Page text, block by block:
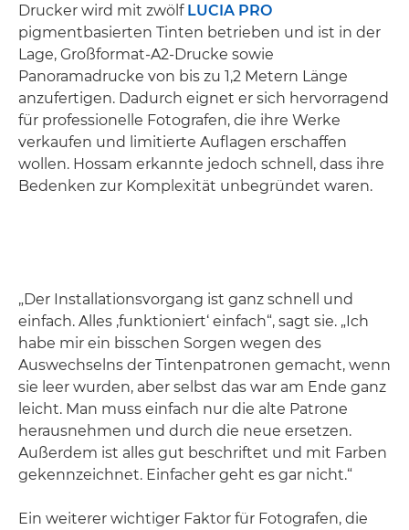
Drucker wird mit zwölf LUCIA PRO
pigmentbasierten Tinten betrieben und ist in der
Lage, Großformat-A2-Drucke sowie
Panoramadrucke von bis zu 1,2 Metern Länge
anzufertigen. Dadurch eignet er sich hervorragend
für professionelle Fotografen, die ihre Werke
verkaufen und limitierte Auflagen erschaffen
wollen. Hossam erkannte jedoch schnell, dass ihre
Bedenken zur Komplexität unbegründet waren.
„Der Installationsvorgang ist ganz schnell und
einfach. Alles ‚funktioniert‘ einfach“, sagt sie. „Ich
habe mir ein bisschen Sorgen wegen des
Auswechselns der Tintenpatronen gemacht, wenn
sie leer wurden, aber selbst das war am Ende ganz
leicht. Man muss einfach nur die alte Patrone
herausnehmen und durch die neue ersetzen.
Außerdem ist alles gut beschriftet und mit Farben
gekennzeichnet. Einfacher geht es gar nicht.“
Ein weiterer wichtiger Faktor für Fotografen, die